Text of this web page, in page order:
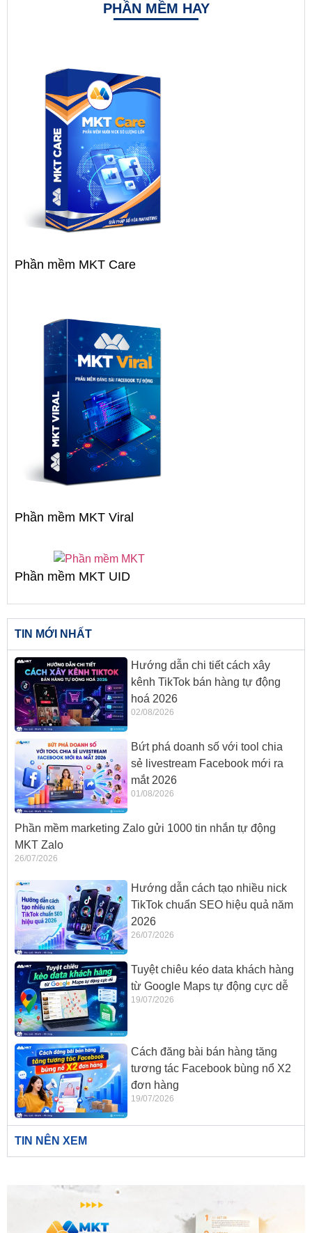
PHẦN MỀM HAY
Phần mềm MKT Care
Phần mềm MKT Viral
Phần mềm MKT UID
TIN MỚI NHẤT
Hướng dẫn chi tiết cách xây
kênh TikTok bán hàng tự động
hoá 2026
02/08/2026
Bứt phá doanh số với tool chia
sẻ livestream Facebook mới ra
mắt 2026
01/08/2026
Phần mềm marketing Zalo gửi 1000 tin nhắn tự động
MKT Zalo
26/07/2026
Hướng dẫn cách tạo nhiều nick
TikTok chuẩn SEO hiệu quả năm
2026
26/07/2026
Tuyệt chiêu kéo data khách hàng
từ Google Maps tự động cực dễ
19/07/2026
Cách đăng bài bán hàng tăng
tương tác Facebook bùng nổ X2
đơn hàng
19/07/2026
TIN NÊN XEM